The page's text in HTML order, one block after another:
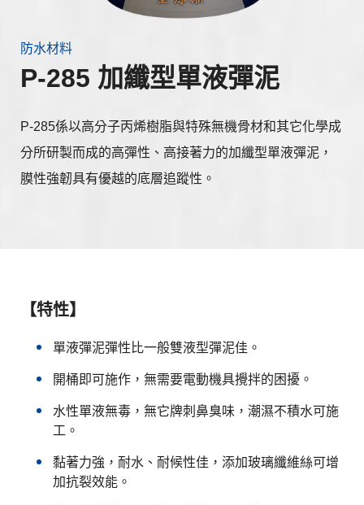
防水材料
P-285 加纖型單液彈泥
P-285係以高分子丙烯樹脂與特殊無機骨材和其它化學成
分所研製而成的高彈性、高接著力的加纖型單液彈泥，
膜性強韌具有優越的底層追蹤性。
【特性】
單液彈泥彈性比一般雙液型彈泥佳。
開桶即可施作，無需要電動機具攪拌的困擾。
水性單液無毒，無它牌刺鼻臭味，潮濕不積水可施
工。
黏著力強，耐水、耐候性佳，添加玻璃纖維絲可增
加抗裂效能。